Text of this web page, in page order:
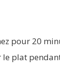
pour 20
le plat